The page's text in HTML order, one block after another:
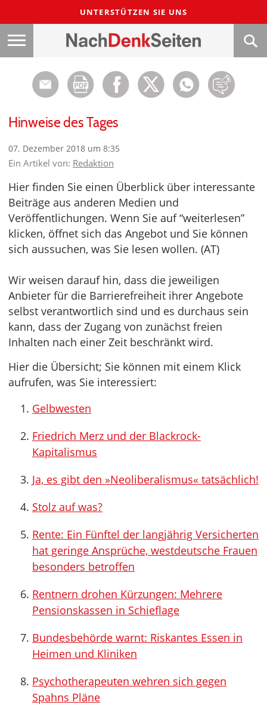
UNTERSTÜTZEN SIE UNS
Hinweise des Tages
07. Dezember 2018 um 8:35
Ein Artikel von: Redaktion
Hier finden Sie einen Überblick über interessante
Beiträge aus anderen Medien und
Veröffentlichungen. Wenn Sie auf “weiterlesen”
klicken, öffnet sich das Angebot und Sie können
sich aussuchen, was Sie lesen wollen. (AT)
Wir weisen darauf hin, dass die jeweiligen
Anbieter für die Barrierefreiheit ihrer Angebote
selbst verantwortlich sind und es durchaus sein
kann, dass der Zugang von zunächst freien
Inhalten nach einer Zeit beschränkt wird.
Hier die Übersicht; Sie können mit einem Klick
aufrufen, was Sie interessiert:
Gelbwesten
Friedrich Merz und der Blackrock-
Kapitalismus
Ja, es gibt den »Neoliberalismus« tatsächlich!
Stolz auf was?
Rente: Ein Fünftel der langjährig Versicherten
hat geringe Ansprüche, westdeutsche Frauen
besonders betroffen
Rentnern drohen Kürzungen: Mehrere
Pensionskassen in Schieflage
Bundesbehörde warnt: Riskantes Essen in
Heimen und Kliniken
Psychotherapeuten wehren sich gegen
Spahns Pläne